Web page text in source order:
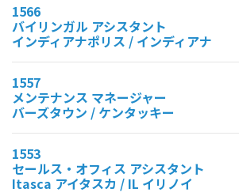
1566
バイリンガル アシスタント
インディアナポリス / インディアナ
1557
メンテナンス マネージャー
バーズタウン / ケンタッキー
1553
セールス・オフィス アシスタント
Itasca アイタスカ / IL イリノイ